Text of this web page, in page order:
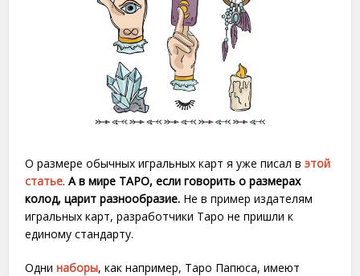
О размере обычных игральных карт я уже писал вэтой
статье.А в мире ТАРО, если говорить о размерах
колод, царит разнообразие. Не в пример издателям
игральных карт, разработчики Таро не пришли к
единому стандарту.
Однинаборы, как например, Таро Папюса, имеют